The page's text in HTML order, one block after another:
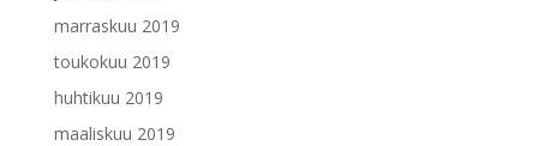
marraskuu 2019
toukokuu 2019
huhtikuu 2019
maaliskuu 2019